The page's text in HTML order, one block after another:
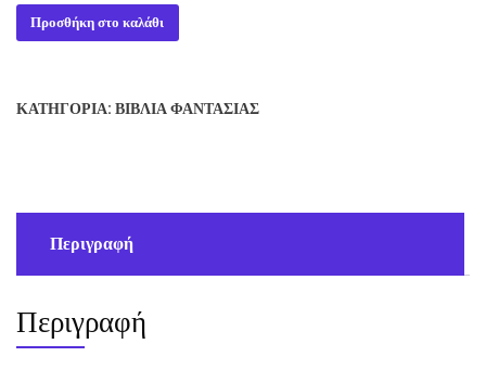
συντροφιά
John
Προσθήκη στο καλάθι
ΚΑΤΗΓΟΡΊΑ: ΒΙΒΛΊΑ ΦΑΝΤΑΣΊΑΣ
Περιγραφή
Περιγραφή